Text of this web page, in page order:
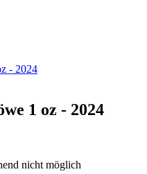
- 2024
1 oz - 2024
nicht möglich